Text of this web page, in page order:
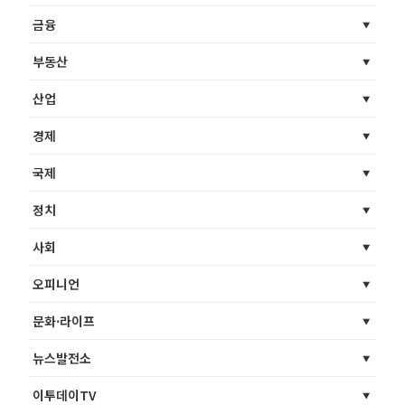
금융
부동산
산업
경제
국제
정치
사회
오피니언
문화·라이프
뉴스발전소
이투데이TV